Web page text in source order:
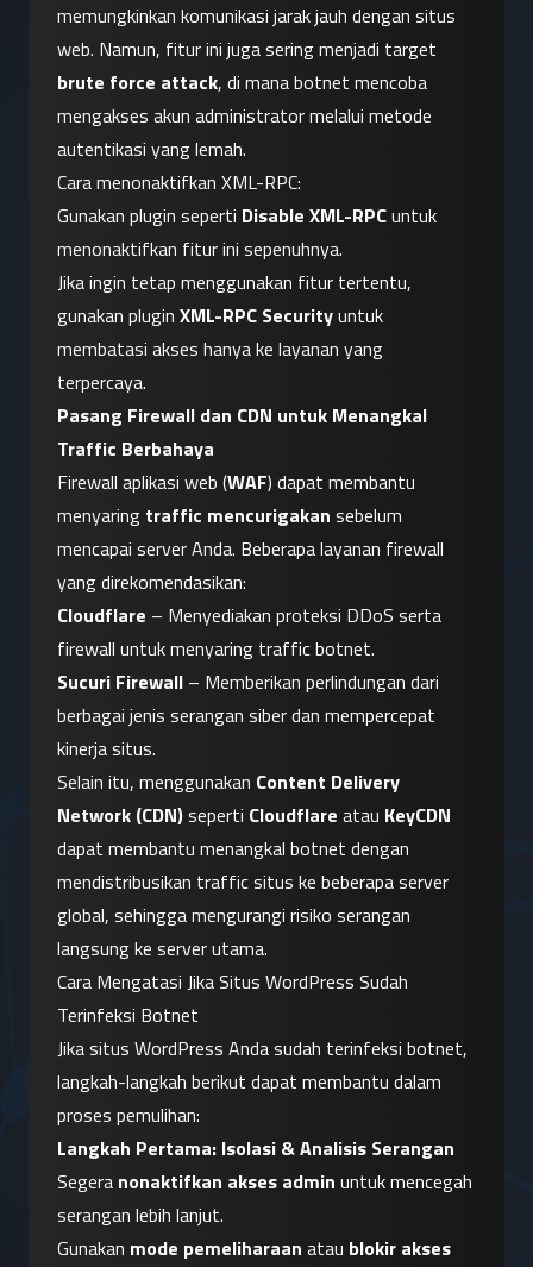
memungkinkan komunikasi jarak jauh dengan situs
brute force attack, di mana botnet mencoba
mengakses akun administrator melalui metode
autentikasi yang lemah.
Cara menonaktifkan XML-RPC:
Gunakan plugin seperti Disable XML-RPC untuk
menonaktifkan fitur ini sepenuhnya.
Jika ingin tetap menggunakan fitur tertentu,
gunakan plugin XML-RPC Security untuk
membatasi akses hanya ke layanan yang
terpercaya.
Pasang Firewall dan CDN untuk Menangkal
Traffic Berbahaya
Firewall aplikasi web (WAF) dapat membantu
menyaring traffic mencurigakan sebelum
mencapai server Anda. Beberapa layanan firewall
yang direkomendasikan:
Cloudflare – Menyediakan proteksi DDoS serta
firewall untuk menyaring traffic botnet.
Sucuri Firewall – Memberikan perlindungan dari
berbagai jenis serangan siber dan mempercepat
kinerja situs.
Selain itu, menggunakan Content Delivery
Network (CDN) seperti Cloudflare atau KeyCDN
dapat membantu menangkal botnet dengan
mendistribusikan traffic situs ke beberapa server
global, sehingga mengurangi risiko serangan
langsung ke server utama.
Cara Mengatasi Jika Situs WordPress Sudah
Terinfeksi Botnet
Jika situs WordPress Anda sudah terinfeksi botnet,
langkah-langkah berikut dapat membantu dalam
proses pemulihan:
Langkah Pertama: Isolasi & Analisis Serangan
Segera nonaktifkan akses admin untuk mencegah
serangan lebih lanjut.
Gunakan mode pemeliharaan atau blokir akses